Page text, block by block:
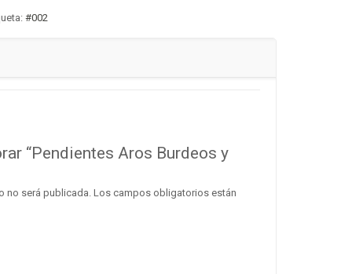
#002
“Pendientes Aros Burdeos y
no será publicada. Los campos obligatorios están